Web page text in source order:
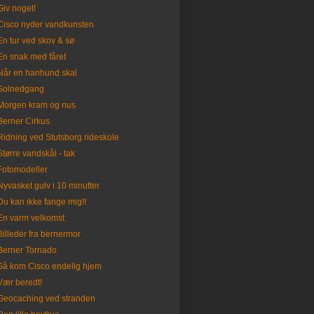
noget!
nyder vandkunsten
tur ved skov & sø
snak med fåret
en hanhund skal
kram og nus
Cirkus
ved Stutsborg rideskole
vandskål - tak
gulv i 10 minutter
kan ikke fange mig!!
varm velkomst
fra bernermor
Tornado
kom Cisco endelig hjem
beredt!
ved stranden